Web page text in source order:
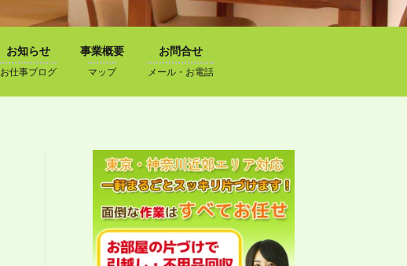
お知らせ
お仕事ブログ
事業概要
マップ
お問合せ
メール・お電話